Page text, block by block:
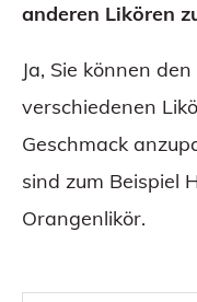
anderen Likören
Ja, Sie können
verschiedenen
Geschmack
sind zum Beispiel
Orangenlikör.